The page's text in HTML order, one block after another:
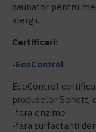
daunator pentru
alergii.
Certificari:
-EcoControl
EcoControl
produselor Sonett,
-fara enzime
-fara surfactanti